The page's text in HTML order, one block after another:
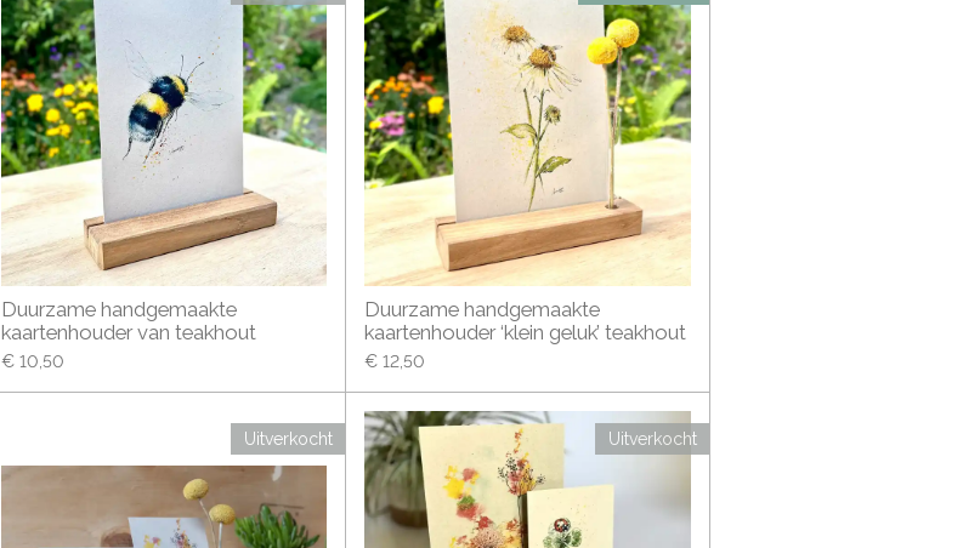
Duurzame handgemaakte
kaartenhouder van teakhout
€ 10,50
Duurzame handgemaakte
kaartenhouder ‘klein geluk’ teakhout
€ 12,50
Uitverkocht Uitverkocht